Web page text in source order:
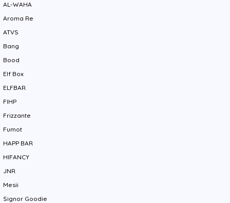
AL-WAHA
Aroma Re
ATVS
Bang
Bood
Elf Box
ELFBAR
FIHP
Frizzante
Fumot
HAPP BAR
HIFANCY
JNR
Mesii
Signor Goodie